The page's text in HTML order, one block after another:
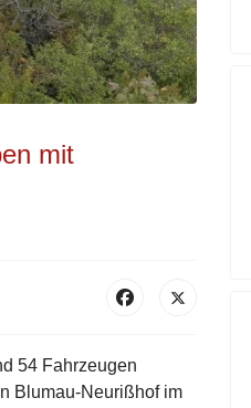
mit
54 Fahrzeugen
Blumau-Neurißhof im